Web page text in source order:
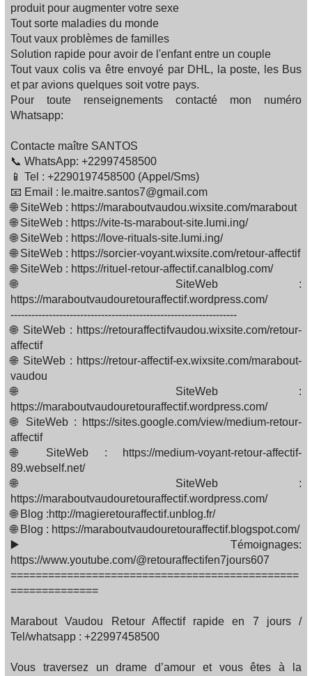
produit pour augmenter votre sexe
Tout sorte maladies du monde
Tout vaux problèmes de familles‍‍‍
Solution rapide pour avoir de l'enfant entre un couple
Tout vaux colis va être envoyé par DHL, la poste, les Bus
et par avions quelques soit votre pays.
Pour toute renseignements contacté mon numéro
Whatsapp:
Contacte maître SANTOS
📞 WhatsApp: +22997458500
📱 Tel : +2290197458500 (Appel/Sms)
📧 Email : le.maitre.santos7@gmail.com
🌐 SiteWeb : https://maraboutvaudou.wixsite.com/marabout
🌐 SiteWeb : https://vite-ts-marabout-site.lumi.ing/
🌐 SiteWeb : https://love-rituals-site.lumi.ing/
🌐 SiteWeb : https://sorcier-voyant.wixsite.com/retour-affectif
🌐 SiteWeb : https://rituel-retour-affectif.canalblog.com/
🌐 SiteWeb :
https://maraboutvaudouretouraffectif.wordpress.com/
-----------------------------------------------------------------
🌐 SiteWeb : https://retouraffectifvaudou.wixsite.com/retour-
affectif
🌐 SiteWeb : https://retour-affectif-ex.wixsite.com/marabout-
vaudou
🌐 SiteWeb :
https://maraboutvaudouretouraffectif.wordpress.com/
🌐 SiteWeb : https://sites.google.com/view/medium-retour-
affectif
🌐 SiteWeb : https://medium-voyant-retour-affectif-
89.webself.net/
🌐 SiteWeb :
https://maraboutvaudouretouraffectif.wordpress.com/
🌐 Blog :http://magieretouraffectif.unblog.fr/
🌐 Blog : https://maraboutvaudouretouraffectif.blogspot.com/
▶️ Témoignages:
https://www.youtube.com/@retouraffectifen7jours607
==============================================
==============
Marabout Vaudou Retour Affectif rapide en 7 jours /
Tel/whatsapp : +22997458500
Vous traversez un drame d’amour et vous êtes à la